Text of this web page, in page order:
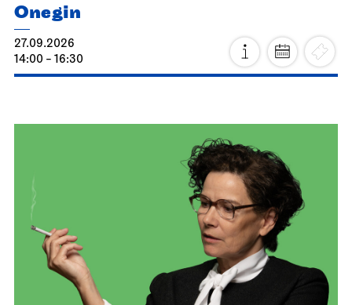
Onegin
27.09.2026
14:00 - 16:30